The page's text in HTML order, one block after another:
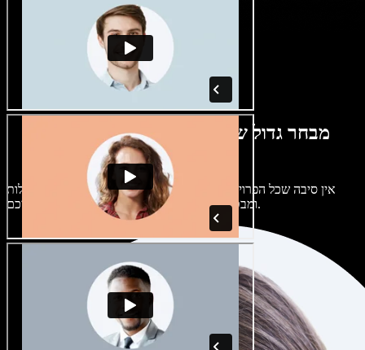
מבחר גדול של קולות נשים וגברים במגוון
מבטאים
אין סיבה שכל הפרויקטים יישמעו אותו דבר. בחרו מתוך מאות קולות
ומבטאים של בינה מלאכותית והתאימו אותם אליכם.